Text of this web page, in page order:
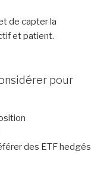
de capter la
et patient.
pour
des ETF hedgés